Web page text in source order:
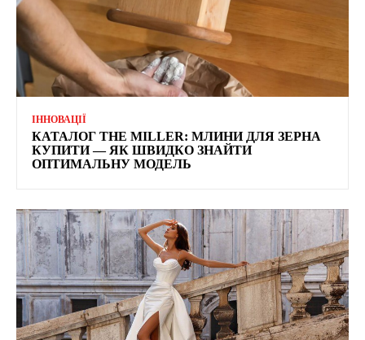
ІННОВАЦІЇ
КАТАЛОГ THE MILLER: МЛИНИ ДЛЯ ЗЕРНА
КУПИТИ — ЯК ШВИДКО ЗНАЙТИ
ОПТИМАЛЬНУ МОДЕЛЬ